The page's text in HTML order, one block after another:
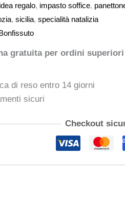
idea regalo, impasto soffice,
,sicilia,specialità natalizia
gratuita per ordini
di reso entro 14 giorni
sicuri
Checkout